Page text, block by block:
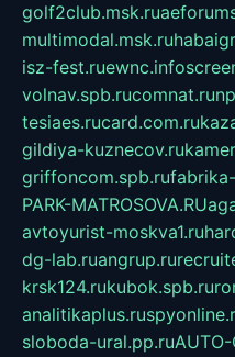
golf2club.msk.ru
multimodal.msk.ru
isz-fest.ruewnc.info
volnav.spb.rucomnat.ru
tesiaes.rucard.com.ru
gildiya-kuznecov.ru
griffoncom.spb.ru
PARK-MATROSOVA.RU
avtoyurist-moskva1.ru
dg-lab.ruangrup.ru
krsk124.rukubok.spb.ru
analitikaplus.ru
sloboda-ural.pp.ruAUTO-